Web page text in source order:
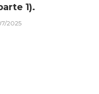
1).
2025